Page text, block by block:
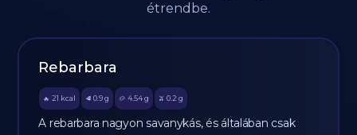
étrendbe.
Rebarbara
🔥 21 kcal 🥩 0.9 g 🥔 4.54g 🫒 0.2 g
A rebarbara nagyon savanykás, és általában csak